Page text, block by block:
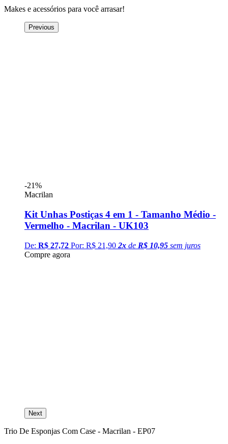
Makes e acessórios para você arrasar!
Previous
-21%
Macrilan
Kit Unhas Postiças 4 em 1 - Tamanho Médio -
Vermelho - Macrilan - UK103
De: R$ 27,72 Por: R$ 21,90 2x de R$ 10,95 sem juros
Compre agora
Next
Trio De Esponjas Com Case - Macrilan - EP07